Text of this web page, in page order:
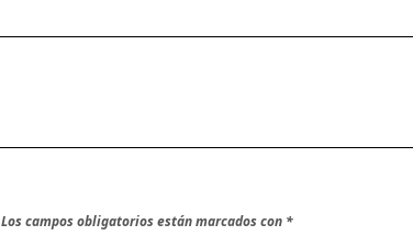
Los campos obligatorios están marcados con *